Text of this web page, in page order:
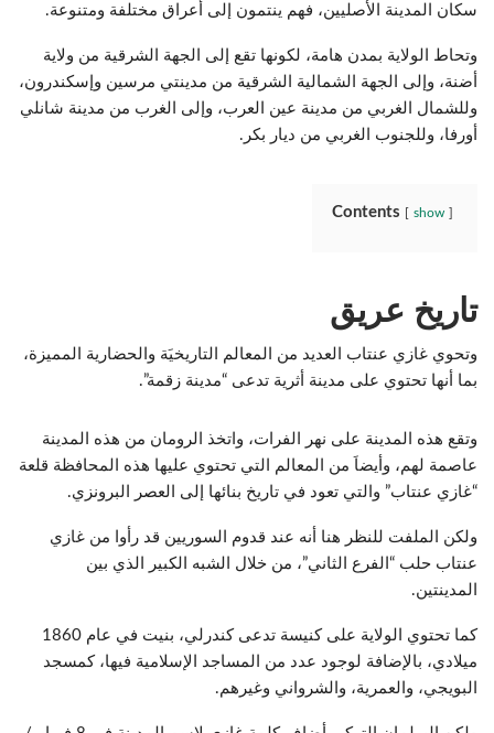
سكان المدينة الأصليين، فهم ينتمون إلى أعراق مختلفة ومتنوعة.
وتحاط الولاية بمدن هامة، لكونها تقع إلى الجهة الشرقية من ولاية
أضنة، وإلى الجهة الشمالية الشرقية من مدينتي مرسين وإسكندرون،
وللشمال الغربي من مدينة عين العرب، وإلى الغرب من مدينة شانلي
أورفا، وللجنوب الغربي من ديار بكر.
Contents show
تاريخ عريق
وتحوي غازي عنتاب العديد من المعالم التاريخيَة والحضارية المميزة،
بما أنها تحتوي على مدينة أثرية تدعى “مدينة زقمة”.
وتقع هذه المدينة على نهر الفرات، واتخذ الرومان من هذه المدينة
عاصمة لهم، وأيضاَ من المعالم التي تحتوي عليها هذه المحافظة قلعة
“غازي عنتاب” والتي تعود في تاريخ بنائها إلى العصر البرونزي.
ولكن الملفت للنظر هنا أنه عند قدوم السوريين قد رأوا من غازي
عنتاب حلب “الفرع الثاني”، من خلال الشبه الكبير الذي بين
المدينتين.
كما تحتوي الولاية على كنيسة تدعى كندرلي، بنيت في عام 1860
ميلادي، بالإضافة لوجود عدد من المساجد الإسلامية فيها، كمسجد
البويجي، والعمرية، والشرواني وغيرهم.